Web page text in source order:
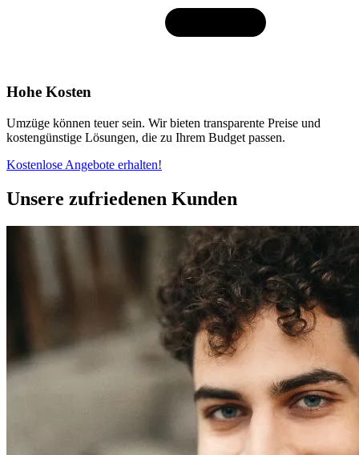
Hohe Kosten
Umzüge können teuer sein. Wir bieten transparente Preise und
kostengünstige Lösungen, die zu Ihrem Budget passen.
Kostenlose Angebote erhalten!
Unsere zufriedenen Kunden